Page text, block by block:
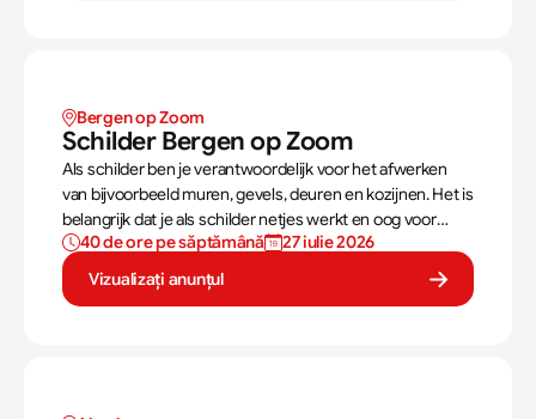
Bergen op Zoom
Schilder Bergen op Zoom
Als schilder ben je verantwoordelijk voor het afwerken
van bijvoorbeeld muren, gevels, deuren en kozijnen. Het is
belangrijk dat je als schilder netjes werkt en oog voor
precisie hebt. Het werk varieert per dag van het schuren
van traptreden tot het verven van kozijnen.
40 de ore pe săptămână
27 iulie 2026
Vizualizați anunțul